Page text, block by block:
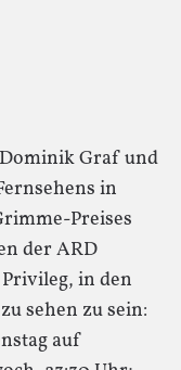
Graf und
in
Preises
der ARD
in den
sehen zu sein:
auf